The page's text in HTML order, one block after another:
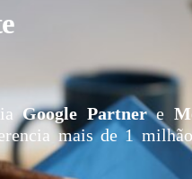
Google Partnere
mais de 1